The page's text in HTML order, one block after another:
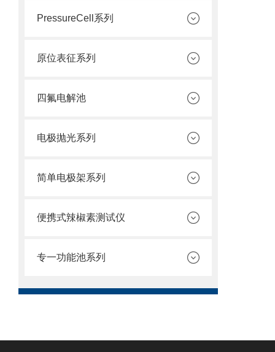
PressureCell系列
原位表征系列
四氟电解池
电极抛光系列
简单电极架系列
便携式辣椒素测试仪
专一功能池系列